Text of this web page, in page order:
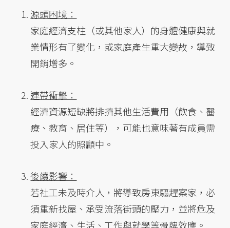
源頭困境：
家庭經濟支柱（或其他家人）的身體健康與就
業情形有了變化，或家庭產生重大變故，導致
開銷增多。
連帶衝擊：
經濟資源短缺將排擠其他生活費用（飲食、醫
療、教育、居住等），可能也意味著有成員需
投入家人的照顧中。
後續影響：
若社工未及時介人，將導致房東驅趕案家，必
須重新找屋、承受流落街頭的壓力，並將危及
家庭經濟、生活、工作與就學等骨牌效應。